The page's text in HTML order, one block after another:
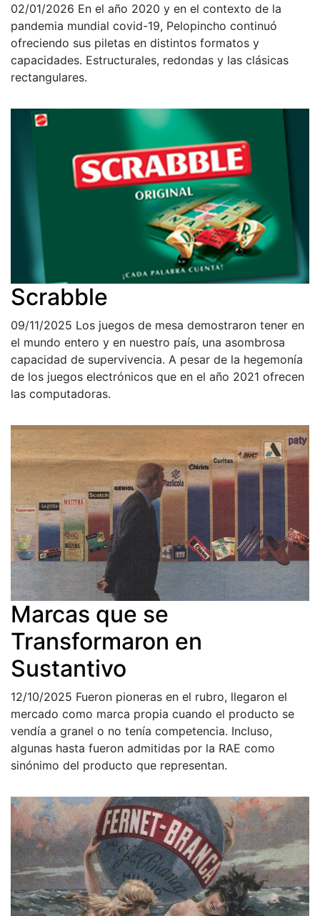
02/01/2026 En el año 2020 y en el contexto de la
pandemia mundial covid-19, Pelopincho continuó
ofreciendo sus piletas en distintos formatos y
capacidades. Estructurales, redondas y las clásicas
rectangulares.
Scrabble
09/11/2025 Los juegos de mesa demostraron tener en
el mundo entero y en nuestro país, una asombrosa
capacidad de supervivencia. A pesar de la hegemonía
de los juegos electrónicos que en el año 2021 ofrecen
las computadoras.
Marcas que se
Transformaron en
Sustantivo
12/10/2025 Fueron pioneras en el rubro, llegaron el
mercado como marca propia cuando el producto se
vendía a granel o no tenía competencia. Incluso,
algunas hasta fueron admitidas por la RAE como
sinónimo del producto que representan.